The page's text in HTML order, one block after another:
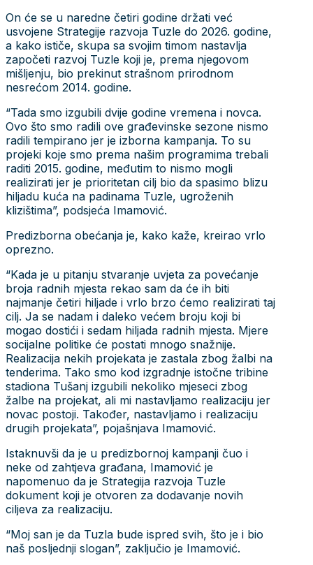
On će se u naredne četiri godine držati već
usvojene Strategije razvoja Tuzle do 2026. godine,
a kako ističe, skupa sa svojim timom nastavlja
započeti razvoj Tuzle koji je, prema njegovom
mišljenju, bio prekinut strašnom prirodnom
nesrećom 2014. godine.
“Tada smo izgubili dvije godine vremena i novca.
Ovo što smo radili ove građevinske sezone nismo
radili tempirano jer je izborna kampanja. To su
projeki koje smo prema našim programima trebali
raditi 2015. godine, međutim to nismo mogli
realizirati jer je prioritetan cilj bio da spasimo blizu
hiljadu kuća na padinama Tuzle, ugroženih
klizištima”, podsjeća Imamović.
Predizborna obećanja je, kako kaže, kreirao vrlo
oprezno.
“Kada je u pitanju stvaranje uvjeta za povećanje
broja radnih mjesta rekao sam da će ih biti
najmanje četiri hiljade i vrlo brzo ćemo realizirati taj
cilj. Ja se nadam i daleko većem broju koji bi
mogao dostići i sedam hiljada radnih mjesta. Mjere
socijalne politike će postati mnogo snažnije.
Realizacija nekih projekata je zastala zbog žalbi na
tenderima. Tako smo kod izgradnje istočne tribine
stadiona Tušanj izgubili nekoliko mjeseci zbog
žalbe na projekat, ali mi nastavljamo realizaciju jer
novac postoji. Također, nastavljamo i realizaciju
drugih projekata”, pojašnjava Imamović.
Istaknuvši da je u predizbornoj kampanji čuo i
neke od zahtjeva građana, Imamović je
napomenuo da je Strategija razvoja Tuzle
dokument koji je otvoren za dodavanje novih
ciljeva za realizaciju.
“Moj san je da Tuzla bude ispred svih, što je i bio
naš posljednji slogan”, zaključio je Imamović.